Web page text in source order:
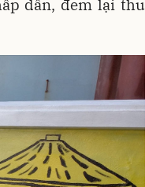
dẫn, đem lại thu